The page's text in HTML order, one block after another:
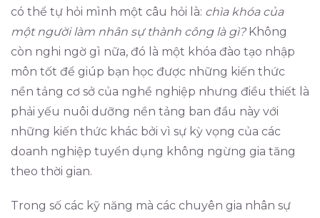
có thể tự hỏi mình một câu hỏi là: chìa khóa của
một người làm nhân sự thành công là gì?Không
còn nghi ngờ gì nữa, đó là một khóa đào tạo nhập
môn tốt để giúp bạn học được những kiến thức
nền tảng cơ sở của nghề nghiệp nhưng điều thiết là
phải yếu nuôi dưỡng nền tảng ban đầu này với
những kiến ​​thức khác bởi vì sự kỳ vọng của các
doanh nghiệp tuyển dụng không ngừng gia tăng
theo thời gian.
Trong số các kỹ năng mà các chuyên gia nhân sự